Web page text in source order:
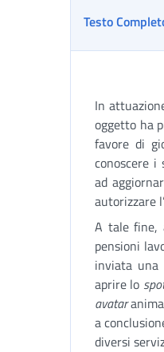
Testo
In
oggetto ha
favore di
conoscere i
ad
autorizzare
A tale fine,
pensioni
inviata una
aprire lo
avatar
a
diversi